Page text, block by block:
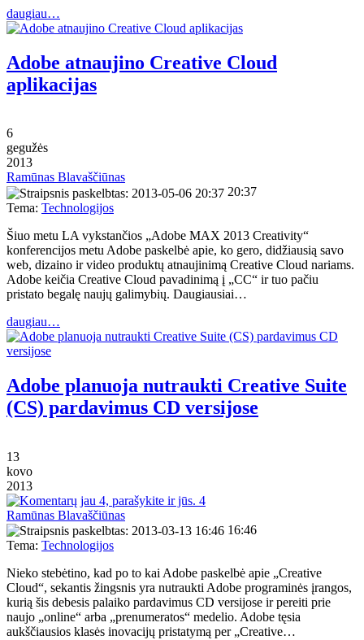
daugiau…
Adobe atnaujino Creative Cloud
aplikacijas
6
gegužės
2013
Ramūnas Blavaščiūnas
20:37
Tema: Technologijos
Šiuo metu LA vykstančios „Adobe MAX 2013 Creativity“
konferencijos metu Adobe paskelbė apie, ko gero, didžiausią savo
web, dizaino ir video produktų atnaujinimą Creative Cloud nariams.
Adobe keičia Creative Cloud pavadinimą į „CC“ ir tuo pačiu
pristato begalę naujų galimybių. Daugiausiai…
daugiau…
Adobe planuoja nutraukti Creative Suite
(CS) pardavimus CD versijose
13
kovo
2013
4
Ramūnas Blavaščiūnas
16:46
Tema: Technologijos
Nieko stebėtino, kad po to kai Adobe paskelbė apie „Creative
Cloud“, sekantis žingsnis yra nutraukti Adobe programinės įrangos,
kurią šis debesis palaiko pardavimus CD versijose ir pereiti prie
naujo „online“ arba „prenumeratos“ medelio. Adobe tęsia
aukščiausios klasės inovacijų pristatymą per „Creative…